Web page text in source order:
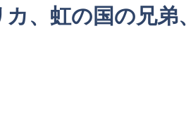
、虹の国の兄弟、